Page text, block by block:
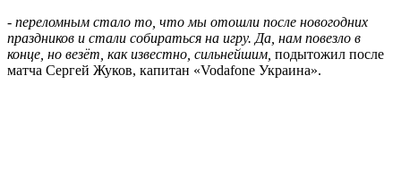
- переломным стало то, что мы отошли после новогодних
праздников и стали собираться на игру. Да, нам повезло в
конце, но везёт, как известно, сильнейшим, подытожил после
матча Сергей Жуков, капитан «Vodafone Украина».